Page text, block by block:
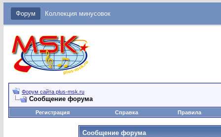
Форум Коллекция минусовок
Форум сайта plus-msk.ru
Сообщение форума
Регистрация Справка Правила
Сообщение форума